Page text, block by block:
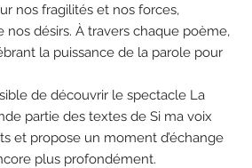
nos fragilités et nos forces,
désirs. À travers chaque poème,
la puissance de la parole pour
de découvrir le spectacle La
partie des textes de Si ma voix
et propose un moment d’échange
plus profondément.